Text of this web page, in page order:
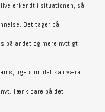
erkendt i situationen, så
Det tager på
på andet og mere nyttigt
lige som det kan være
Tænk bare på det